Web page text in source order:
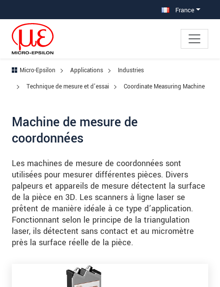
France
Micro-Epsilon Applications
Industries
Technique de mesure et d'essai
Coordinate Measuring Machine
Machine de mesure de
coordonnées
Les machines de mesure de coordonnées sont
utilisées pour mesurer différentes pièces. Divers
palpeurs et appareils de mesure détectent la surface
de la pièce en 3D. Les scanners à ligne laser se
prêtent de manière idéale à ce type d’application.
Fonctionnant selon le principe de la triangulation
laser, ils détectent sans contact et au micromètre
près la surface réelle de la pièce.